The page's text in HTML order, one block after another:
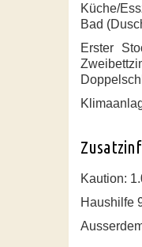
Küche/
Bad
Erster
Kaution:
Haushilfe